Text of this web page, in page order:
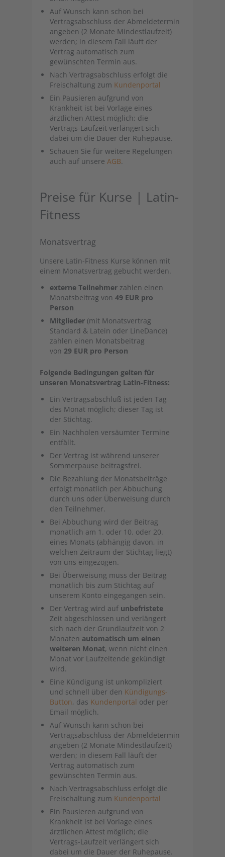
Auf Wunsch kann schon bei
Vertragsabschluss der Abmeldetermin
angeben (2 Monate Mindestlaufzeit)
werden; in diesem Fall läuft der
Vertrag automatisch zum
gewünschten Termin aus.
Nach Vertragsabschluss erfolgt die
Freischaltung zum Kundenportal
Ein Pausieren aufgrund von
Krankheit ist bei Vorlage eines
ärztlichen Attest möglich; die
Vertrags-Laufzeit verlängert sich
dabei um die Dauer der Ruhepause.
Schauen Sie für weitere Regelungen
auch auf unsere AGB.
Preise für Kurse | Latin-
Fitness
Monatsvertrag
Unsere Latin-Fitness Kurse können mit
einem Monatsvertrag gebucht werden.
externe Teilnehmer zahlen einen
Monatsbeitrag von 49 EUR pro
Person
Mitglieder (mit Monatsvertrag
Standard & Latein oder LineDance)
zahlen einen Monatsbeitrag
von 29 EUR pro Person
Folgende Bedingungen gelten für
unseren Monatsvertrag Latin-Fitness:
Ein Vertragsabschluß ist jeden Tag
des Monat möglich; dieser Tag ist
der Stichtag.
Ein Nachholen versäumter Termine
entfällt.
Der Vertrag ist während unserer
Sommerpause beitragsfrei.
Die Bezahlung der Monatsbeiträge
erfolgt monatlich per Abbuchung
durch uns oder Überweisung durch
den Teilnehmer.
Bei Abbuchung wird der Beitrag
monatlich am 1. oder 10. oder 20.
eines Monats (abhängig davon, in
welchen Zeitraum der Stichtag liegt)
von uns eingezogen.
Bei Überweisung muss der Beitrag
monatlich bis zum Stichtag auf
unserem Konto eingegangen sein.
Der Vertrag wird auf unbefristete
Zeit abgeschlossen und verlängert
sich nach der Grundlaufzeit von 2
Monaten automatisch um einen
weiteren Monat, wenn nicht einen
Monat vor Laufzeitende gekündigt
wird.
Eine Kündigung ist unkompliziert
und schnell über den Kündigungs-
Button, das Kundenportal oder per
Email möglich.
Auf Wunsch kann schon bei
Vertragsabschluss der Abmeldetermin
angeben (2 Monate Mindestlaufzeit)
werden; in diesem Fall läuft der
Vertrag automatisch zum
gewünschten Termin aus.
Nach Vertragsabschluss erfolgt die
Freischaltung zum Kundenportal
Ein Pausieren aufgrund von
Krankheit ist bei Vorlage eines
ärztlichen Attest möglich; die
Vertrags-Laufzeit verlängert sich
dabei um die Dauer der Ruhepause.